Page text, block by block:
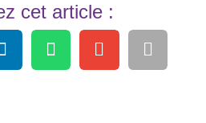
cet article :